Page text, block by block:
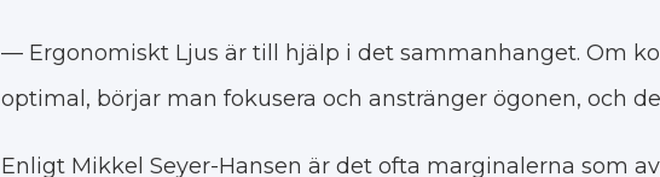
— Ergonomiskt Ljus är till hjälp i det sammanhanget. Om
optimal, börjar man fokusera och anstränger ögonen, och
Enligt Mikkel Seyer-Hansen är det ofta marginalerna som